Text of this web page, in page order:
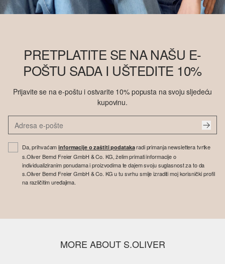
PRETPLATITE SE NA NAŠU E-
POŠTU SADA I UŠTEDITE 10%
Prijavite se na e-poštu i ostvarite 10% popusta na svoju sljedeću
kupovinu.
Da, prihvaćaminformacije o zaštiti podatakaradi primanja newslettera tvrtke
s.Oliver Bernd Freier GmbH & Co. KG, želim primati informacije o
individualiziranim ponudama i proizvodima te dajem svoju suglasnost za to da
s.Oliver Bernd Freier GmbH & Co. KG u tu svrhu smije izraditi moj korisnički profil
na različitim uređajima.
MORE ABOUT S.OLIVER